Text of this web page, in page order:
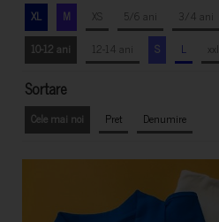
XL M XS 5/6 ani 3/4 ani
10-12 ani
12-14 ani S L xxl
Sortare
Cele mai noi Pret Denumire